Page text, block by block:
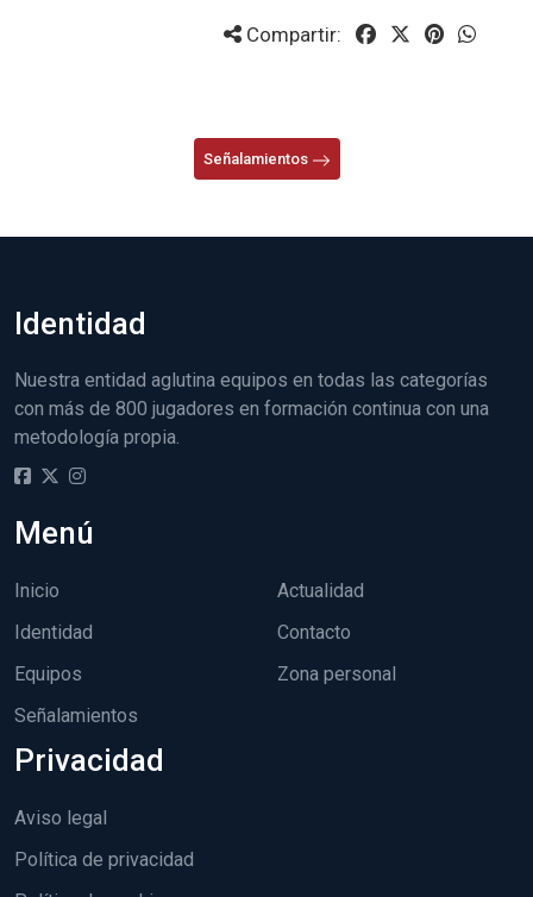
Compartir:
Señalamientos
Identidad
Nuestra entidad aglutina equipos en todas las categorías
con más de 800 jugadores en formación continua con una
metodología propia.
Menú
Inicio
Identidad
Equipos
Señalamientos
Actualidad
Contacto
Zona personal
Privacidad
Aviso legal
Política de privacidad